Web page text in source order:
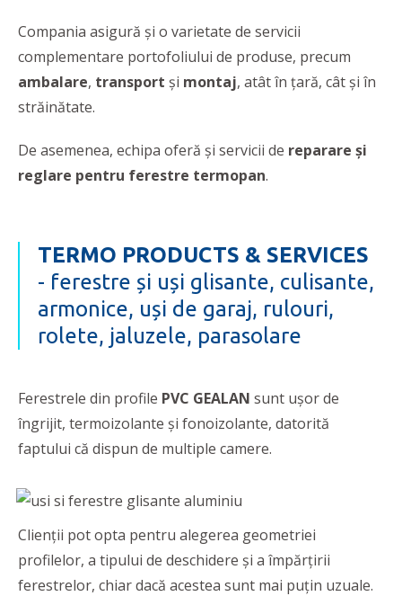
Compania asigură şi o varietate de servicii
complementare portofoliului de produse, precum
ambalare, transport şi montaj, atât în ţară, cât şi în
străinătate.
De asemenea, echipa oferă și servicii de reparare și
reglare pentru ferestre termopan.
TERMO PRODUCTS & SERVICES
- ferestre și uși glisante, culisante,
armonice, uși de garaj, rulouri,
rolete, jaluzele, parasolare
Ferestrele din profile PVC GEALAN sunt ușor de
îngrijit, termoizolante şi fonoizolante, datorită
faptului că dispun de multiple camere.
Clienţii pot opta pentru alegerea geometriei
profilelor, a tipului de deschidere și a împărțirii
ferestrelor, chiar dacă acestea sunt mai puţin uzuale.